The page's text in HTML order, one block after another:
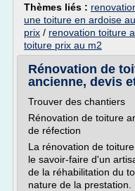
Thèmes liés :
une toiture en ardoise
prix / renovation toiture
toiture prix au m2
Rénovation de
ancienne, devis
Trouver des chantiers
Rénovation de toiture
de réfection
La rénovation de
le savoir-faire d'un
de la réhabilitation du
nature de la prestation.